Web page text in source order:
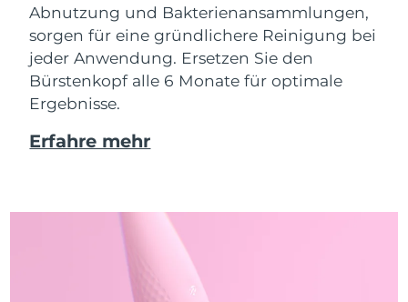
Abnutzung und Bakterienansammlungen,
sorgen für eine gründlichere Reinigung bei
jeder Anwendung. Ersetzen Sie den
Bürstenkopf alle 6 Monate für optimale
Ergebnisse.
Erfahre mehr